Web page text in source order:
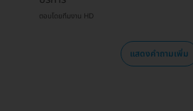
ตอบโดยทีมงาน HD
แสดงคำถามเพิ่ม